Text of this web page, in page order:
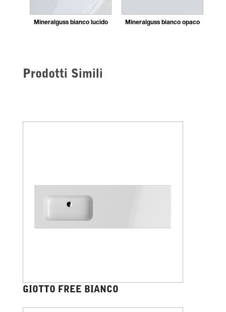
Mineralguss bianco lucido Mineralguss bianco opaco
Prodotti Simili
GIOTTO FREE BIANCO